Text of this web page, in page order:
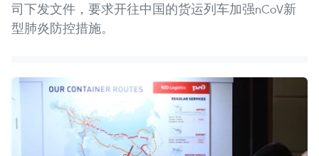
司下发文件，要求开往中国的货运列车加强nCoV新
型肺炎防控措施。